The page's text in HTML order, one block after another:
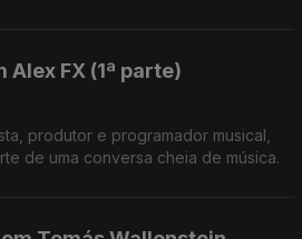
FX (1ª parte)
produtor e programador musical,
de uma conversa cheia de música.